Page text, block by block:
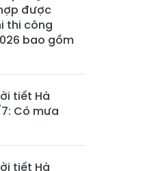
được
thi công
bao gồm
tiết Hà
Có mưa
tiết Hà